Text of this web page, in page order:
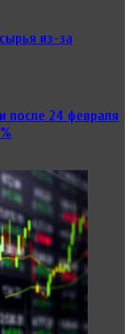
из-за
после 24 февраля